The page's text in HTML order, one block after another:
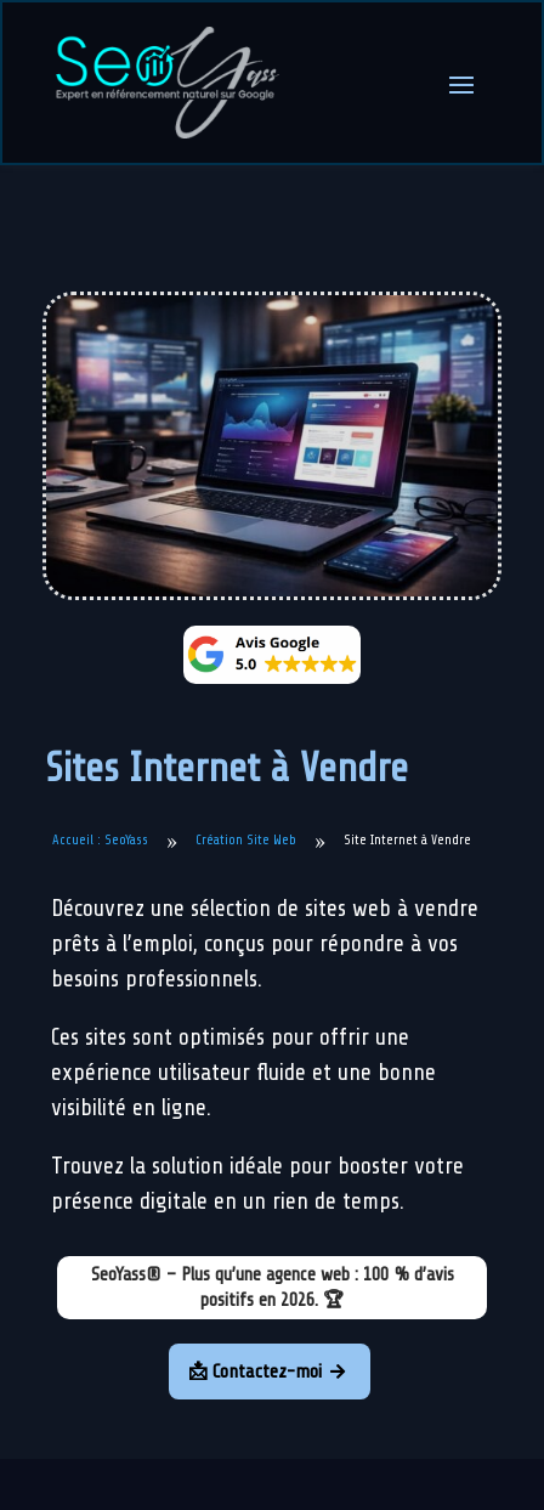
Sites Internet à Vendre
Accueil : SeoYass » Création Site Web » Site Internet à Vendre
Découvrez une sélection de sites web à vendre
prêts à l’emploi, conçus pour répondre à vos
besoins professionnels.
Ces sites sont optimisés pour offrir une
expérience utilisateur fluide et une bonne
visibilité en ligne.
Trouvez la solution idéale pour booster votre
présence digitale en un rien de temps.
SeoYass® – Plus qu’une agence web : 100 % d’avis
positifs en 2026. 🏆
📩 Contactez-moi 